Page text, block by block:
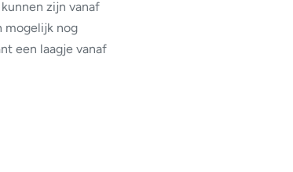
zijn vanaf
mogelijk nog
een laagje vanaf